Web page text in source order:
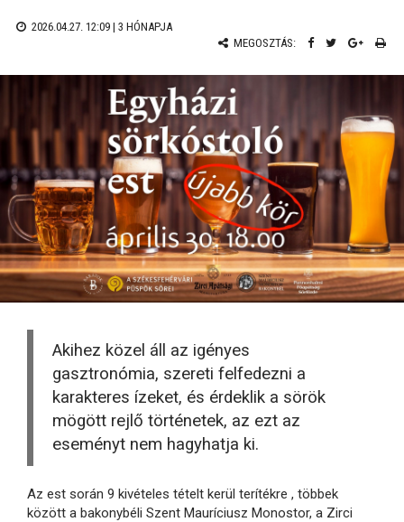
2026.04.27. 12:09 | 3 HÓNAPJA
MEGOSZTÁS:
Akihez közel áll az igényes
gasztronómia, szereti felfedezni a
karakteres ízeket, és érdeklik a sörök
mögött rejlő történetek, az ezt az
eseményt nem hagyhatja ki.
Az est során 9 kivételes tételt kerül terítékre , többek
között a bakonybéli Szent Mauríciusz Monostor, a Zirci